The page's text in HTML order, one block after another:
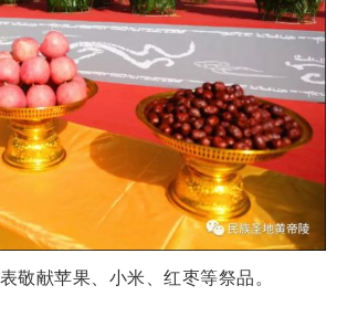
敬献苹果、小米、红枣等祭品。